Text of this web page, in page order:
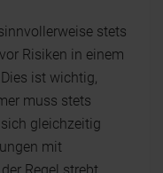
stets
Risiken in einem
ist wichtig,
muss stets
gleichzeitig
mit